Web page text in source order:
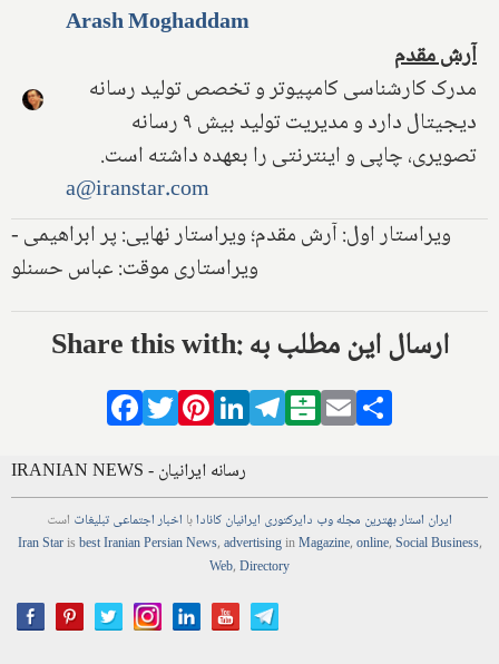
Arash Moghaddam
آرش مقدم
مدرک کارشناسی کامپیوتر و تخصص تولید رسانه
دیجیتال دارد و مدیریت تولید بیش ۹ رسانه
تصویری، چاپی و اینترنتی را بعهده داشته است.
a@iranstar.com
ویراستار اول: آرش مقدم؛ ویراستار نهایی: پر ابراهیمی -
ویراستاری موقت: عباس حسنلو
Share this with: ارسال این مطلب به
Facebook
TwitterPinterestLinkedIn
Telegram
Balatarin
Email
IRANIAN NEWS - رسانه ایرانیان
ایران استاربهترین مجلهوب دایرکتوری ایرانیان کانادابا اخباراجتماعیتبلیغات است
Iran Starisbest Iranian PersianNews,advertisinginMagazine,online,Social Business,
Web,Directory